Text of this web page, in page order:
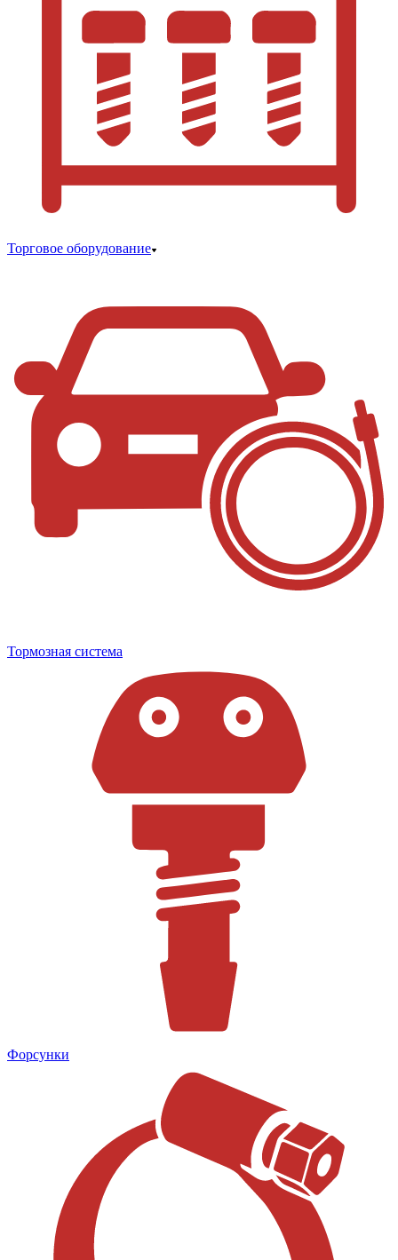
Торговое оборудование
Тормозная система
Форсунки